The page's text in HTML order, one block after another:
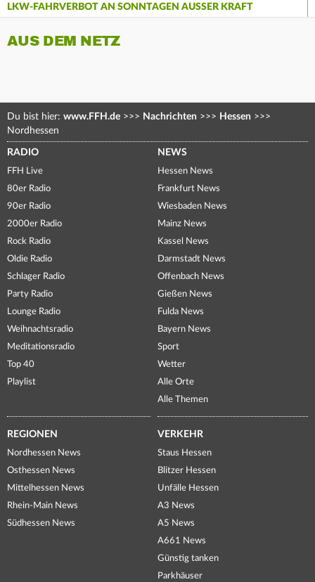
LKW-FAHRVERBOT AN SONNTAGEN AUSSER KRAFT
AUS DEM NETZ
Du bist hier: www.FFH.de >>> Nachrichten >>> Hessen >>>
Nordhessen
RADIO
FFH Live
80er Radio
90er Radio
2000er Radio
Rock Radio
Oldie Radio
Schlager Radio
Party Radio
Lounge Radio
Weihnachtsradio
Meditationsradio
Top 40
Playlist
NEWS
Hessen News
Frankfurt News
Wiesbaden News
Mainz News
Kassel News
Darmstadt News
Offenbach News
Gießen News
Fulda News
Bayern News
Sport
Wetter
Alle Orte
Alle Themen
REGIONEN
Nordhessen News
Osthessen News
Mittelhessen News
Rhein-Main News
Südhessen News
VERKEHR
Staus Hessen
Blitzer Hessen
Unfälle Hessen
A3 News
A5 News
A661 News
Günstig tanken
Parkhäuser